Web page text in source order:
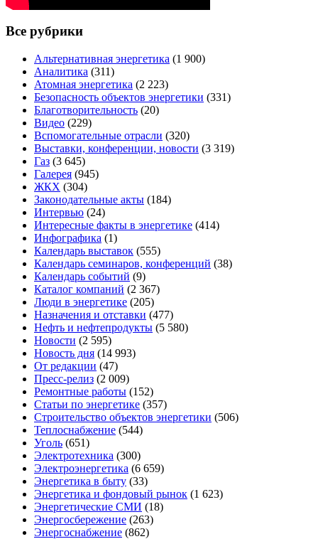
Все рубрики
Альтернативная энергетика (1 900)
Аналитика (311)
Атомная энергетика (2 223)
Безопасность объектов энергетики (331)
Благотворительность (20)
Видео (229)
Вспомогательные отрасли (320)
Выставки, конференции, новости (3 319)
Газ (3 645)
Галерея (945)
ЖКХ (304)
Законодательные акты (184)
Интервью (24)
Интересные факты в энергетике (414)
Инфографика (1)
Календарь выставок (555)
Календарь семинаров, конференций (38)
Календарь событий (9)
Каталог компаний (2 367)
Люди в энергетике (205)
Назначения и отставки (477)
Нефть и нефтепродукты (5 580)
Новости (2 595)
Новость дня (14 993)
От редакции (47)
Пресс-релиз (2 009)
Ремонтные работы (152)
Статьи по энергетике (357)
Строительство объектов энергетики (506)
Теплоснабжение (544)
Уголь (651)
Электротехника (300)
Электроэнергетика (6 659)
Энергетика в быту (33)
Энергетика и фондовый рынок (1 623)
Энергетические СМИ (18)
Энергосбережение (263)
Энергоснабжение (862)